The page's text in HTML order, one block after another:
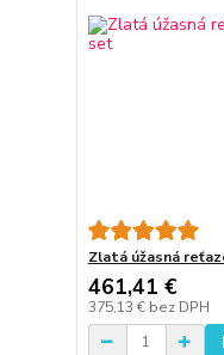
Zlatá úžasná
461,41 €
375,13 € bez DPH